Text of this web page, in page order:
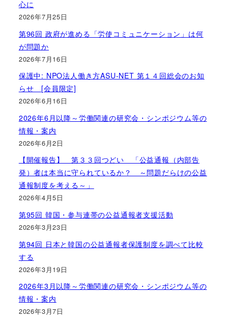
心に
2026年7月25日
第96回 政府が進める「労使コミュニケーション」は何
が問題か
2026年7月16日
保護中: NPO法人働き方ASU-NET 第１４回総会のお知
らせ [会員限定]
2026年6月16日
2026年6月以降～労働関連の研究会・シンポジウム等の
情報・案内
2026年6月2日
【開催報告】 第３３回つどい 「公益通報（内部告
発）者は本当に守られているか？ ～問題だらけの公益
通報制度を考える～」
2026年4月5日
第95回 韓国・参与連帯の公益通報者支援活動
2026年3月23日
第94回 日本と韓国の公益通報者保護制度を調べて比較
する
2026年3月19日
2026年3月以降～労働関連の研究会・シンポジウム等の
情報・案内
2026年3月7日